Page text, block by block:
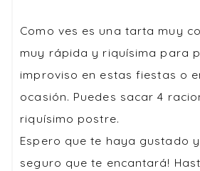
Como ves es una tarta muy
muy rápida y riquísima para
improviso en estas fiestas o
ocasión. Puedes sacar 4
riquísimo postre.
Espero que te haya gustado
seguro que te encantará!